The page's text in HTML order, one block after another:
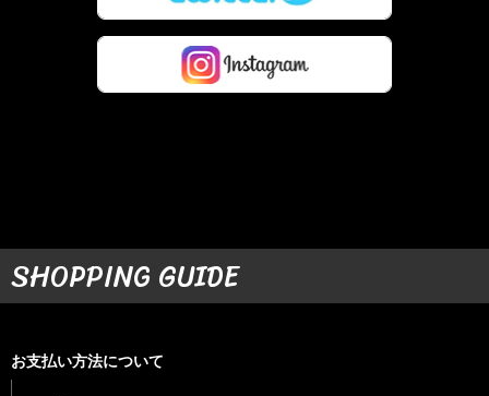
SHOPPING GUIDE
お支払い方法について